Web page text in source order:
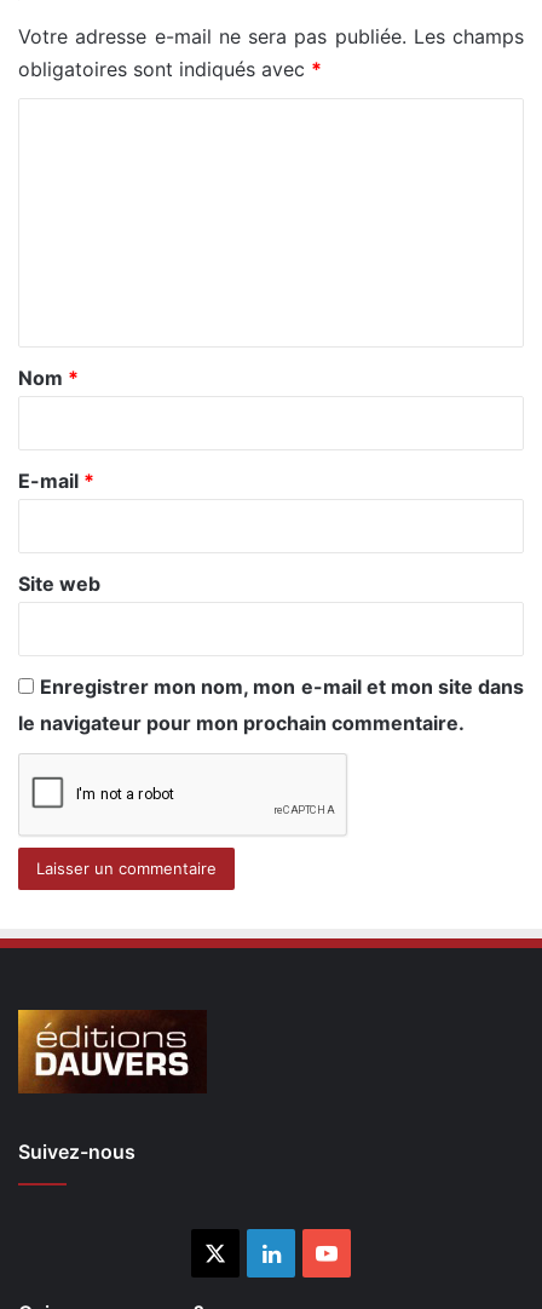
Votre adresse e-mail ne sera pas publiée. Les champs
obligatoires sont indiqués avec *
a
e
Nom *
E-mail *
Site web
Enregistrer mon nom, mon e-mail et mon site dans
le navigateur pour mon prochain commentaire.
Suivez-nous
LinkedinYouTube